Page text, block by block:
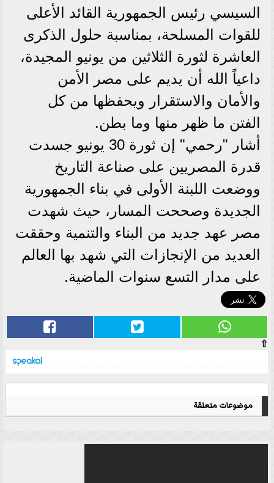
السيسي رئيس الجمهورية القائد الأعلى
للقوات المسلحة، بمناسبة حلول الذكرى
العاشرة لثورة الثلاثين من يونيو المجيدة،
داعياً الله أن يديم على مصر الأمن
والأمان والاستقرار ويحفظها من كل
الفتن ما ظهر منها وما بطن.
أشار "رحمي" إن ثورة 30 يونيو جسدت
قدرة المصريين على صناعة التاريخ
ووضعت اللبنة الأولى في بناء الجمهورية
الجديدة وصححت المسار، حيث شهدت
مصر عهد جديد من البناء والتنمية وحققت
العديد من الإنجازات التي شهد بها العالم
على مدار التسع سنوات الماضية.
⇧
موضوعات متعلقة